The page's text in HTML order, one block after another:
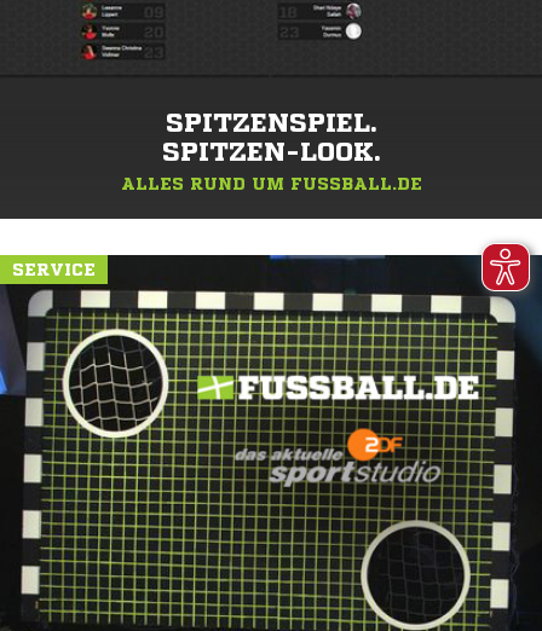
SPITZENSPIEL.
SPITZEN-LOOK.
ALLES RUND UM FUSSBALL.DE
SERVICE